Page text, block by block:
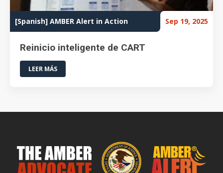
[Spanish] AMBER Alert in Action Sep 19, 2025
Reinicio inteligente de CART
LEER MÁS